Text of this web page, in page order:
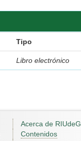
Tipo
Libro electrónico
Acerca de RIUdeG
Contenidos